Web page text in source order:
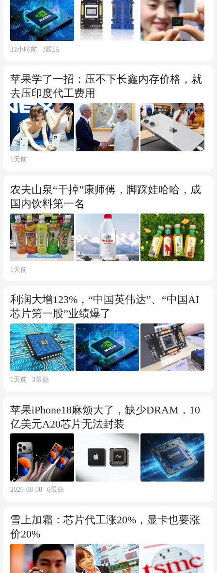
22小时前 3跟贴
苹果学了一招：压不下长鑫内存价格，就
去压印度代工费用
1天前
农夫山泉“干掉”康师傅，脚踩娃哈哈，成
国内饮料第一名
1天前
利润大增123%，“中国英伟达”、“中国AI
芯片第一股”业绩爆了
1天前 3跟贴
苹果iPhone18麻烦大了，缺少DRAM，10
亿美元A20芯片无法封装
2026-08-08 6跟贴
雪上加霜：芯片代工涨20%，显卡也要涨
价20%